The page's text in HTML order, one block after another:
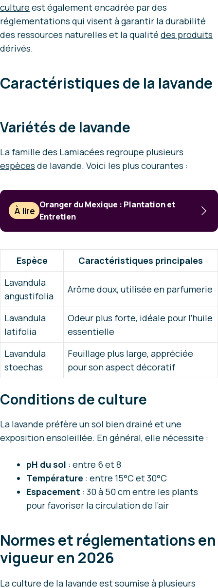
culture est également encadrée par des
réglementations qui visent à garantir la durabilité
des ressources naturelles et la qualité des produits
dérivés.
Caractéristiques de la lavande
Variétés de lavande
La famille des Lamiacées regroupe plusieurs
espèces de lavande. Voici les plus courantes :
À lire
Oranger du Mexique : Plantation et
Entretien
Espèce
Caractéristiques principales
Lavandula
angustifolia
Arôme doux, utilisée en parfumerie
Lavandula
latifolia
Odeur plus forte, idéale pour l’huile
essentielle
Lavandula
stoechas
Feuillage plus large, appréciée
pour son aspect décoratif
Conditions de culture
La lavande préfère un sol bien drainé et une
exposition ensoleillée. En général, elle nécessite :
pH du sol : entre 6 et 8
Température : entre 15°C et 30°C
Espacement : 30 à 50 cm entre les plants
pour favoriser la circulation de l’air
Normes et réglementations en
vigueur en 2026
La culture de la lavande est soumise à plusieurs